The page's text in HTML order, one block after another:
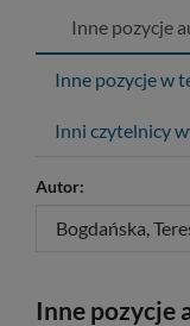
Inne pozycje
Inne pozycje w
Inni czytelnicy
Autor:
Inne pozycje